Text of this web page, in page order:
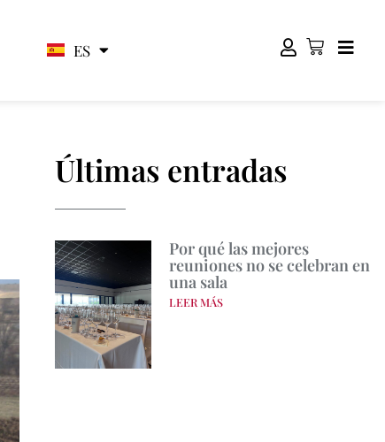
ES
EN
Últimas entradas
Por qué las mejores
reuniones no se celebran en
una sala
LEER MÁS